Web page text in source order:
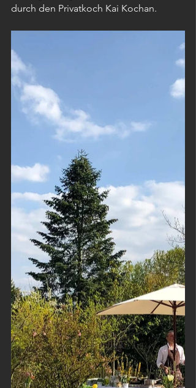
durch den Privatkoch Kai Kochan.